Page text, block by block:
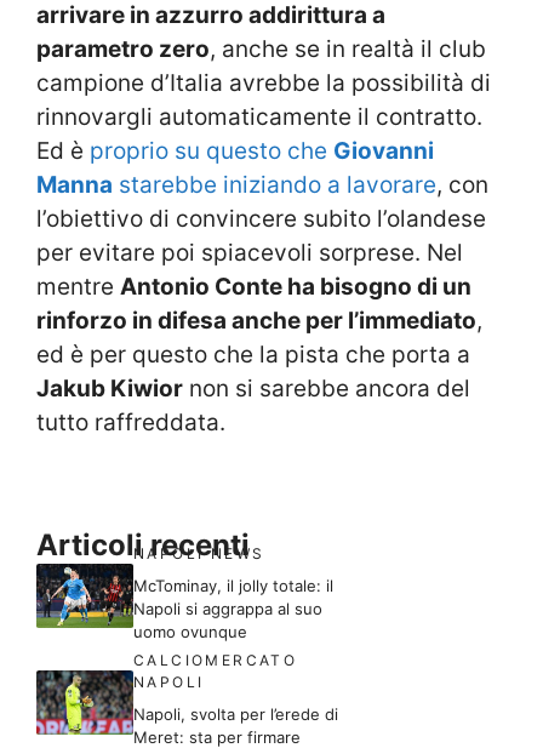
arrivare in azzurro addirittura a
parametro zero, anche se in realtà il club
campione d’Italia avrebbe la possibilità di
rinnovargli automaticamente il contratto.
Ed è proprio su questo che Giovanni
Manna starebbe iniziando a lavorare, con
l’obiettivo di convincere subito l’olandese
per evitare poi spiacevoli sorprese. Nel
mentre Antonio Conte ha bisogno di un
rinforzo in difesa anche per l’immediato,
ed è per questo che la pista che porta a
Jakub Kiwior non si sarebbe ancora del
tutto raffreddata.
Articoli recenti
NAPOLI NEWS
McTominay, il jolly totale: il
Napoli si aggrappa al suo
uomo ovunque
CALCIOMERCATO
NAPOLI
Napoli, svolta per l’erede di
Meret: sta per firmare